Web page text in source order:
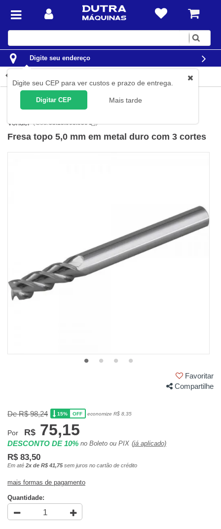
Digite
Digite seu endereço
Digite seu CEP para ver custos e prazo de entrega.
Digitar CEP Mais tarde
Ferramentas Acessórios para Ferramentas
Vonder (Cód.53.15.003.050 )
Fresa topo 5,0 mm em metal duro com 3 cortes
Favoritar
Compartilhe
De R$ 98,24 15% OFF economize R$ 8,35
Por R$ 75,15
DESCONTO DE 10% no Boleto ou PIX (já aplicado)
R$ 83,50
Em até 2x de R$ 41,75sem juros no cartão de crédito
mais formas de pagamento
Quantidade: